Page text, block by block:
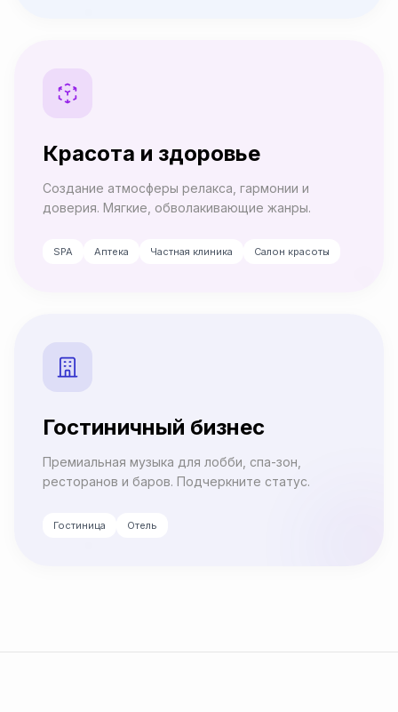
Красота и здоровье
Создание атмосферы релакса, гармонии и
доверия. Мягкие, обволакивающие жанры.
SPA Аптека Частная клиника Салон красоты
Гостиничный бизнес
Премиальная музыка для лобби, спа-зон,
ресторанов и баров. Подчеркните статус.
Гостиница Отель